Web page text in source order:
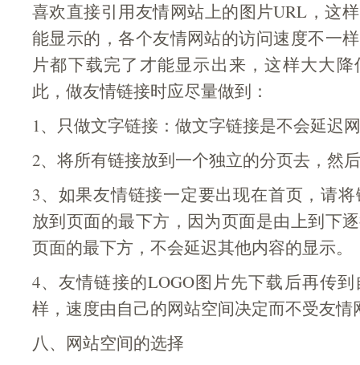
喜欢直接引用友情网站上的图片URL，这
能显示的，各个友情网站的访问速度不一
片都下载完了才能显示出来，这样大大
此，做友情链接时应尽量做到：
1、只做文字链接：做文字链接是不会延迟
2、将所有链接放到一个独立的分页去，然
3、如果友情链接一定要出现在首页，请将
放到页面的最下方，因为页面是由上到下
页面的最下方，不会延迟其他内容的显示。
4、友情链接的LOGO图片先下载后再传
样，速度由自己的网站空间决定而不受友情
八、网站空间的选择